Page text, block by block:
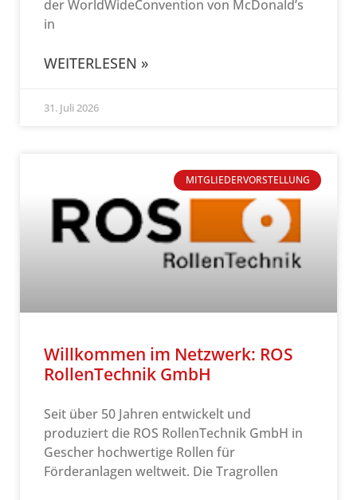
der WorldWideConvention von McDonald’s
in
WEITERLESEN »
31. Juli 2026
MITGLIEDERVORSTELLUNG
Willkommen im Netzwerk: ROS
RollenTechnik GmbH
Seit über 50 Jahren entwickelt und
produziert die ROS RollenTechnik GmbH in
Gescher hochwertige Rollen für
Förderanlagen weltweit. Die Tragrollen